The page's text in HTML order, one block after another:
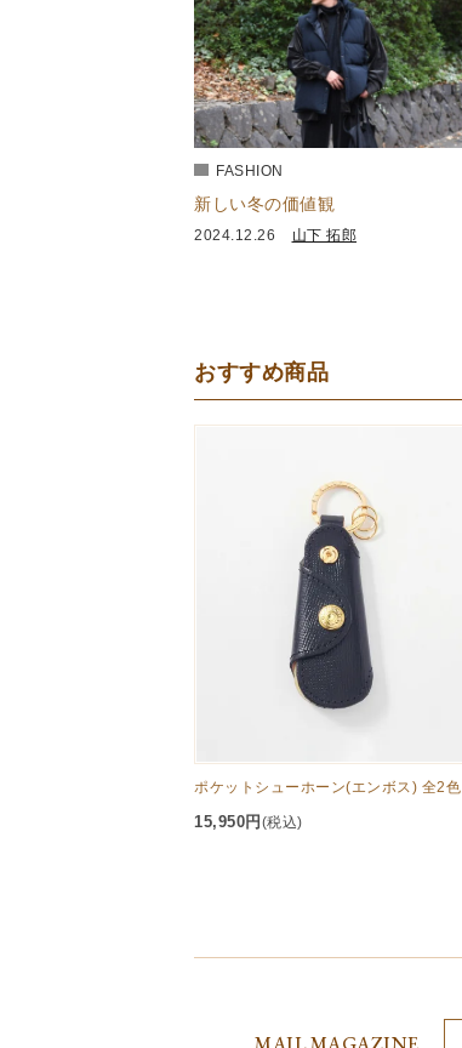
FASHION
新しい冬の価値観
2024.12.26 山下 拓郎
おすすめ商品
ポケットシューホーン(エンボス) 全2色
15,950円 (税込)